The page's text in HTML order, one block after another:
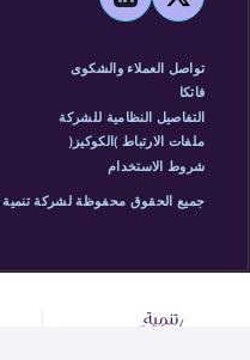
تواصل العملاء والشكوى
فاتكا
التفاصيل النظامية للشركة
ملفات الارتباط (الكوكيز)
شروط الاستخدام
جميع الحقوق محفوظة لشركة تنمية